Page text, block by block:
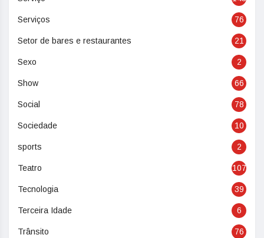
Serviços 76
Setor de bares e restaurantes 21
Sexo 2
Show 66
Social 78
Sociedade 10
sports 2
Teatro 107
Tecnologia 39
Terceira Idade 6
Trânsito 76